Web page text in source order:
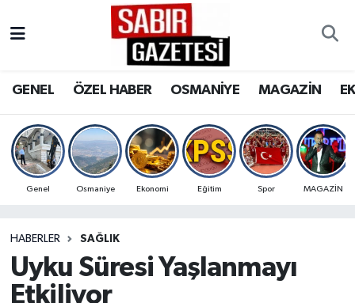
GENEL ÖZEL HABER OSMANİYE MAGAZİN
Genel Osmaniye Ekonomi Eğitim Spor MAGAZİN
HABERLER SAĞLIK
Uyku Süresi Yaşlanmayı
Etkiliyor
OSMANİYE
MAGAZİN
SPOR
Osmaniye Nöbetçi Eczaneler
Osmaniye Trafik Yoğunluk Haritası
Süper Lig Puan Durumu ve Fikstür
Son Dakika Haberleri